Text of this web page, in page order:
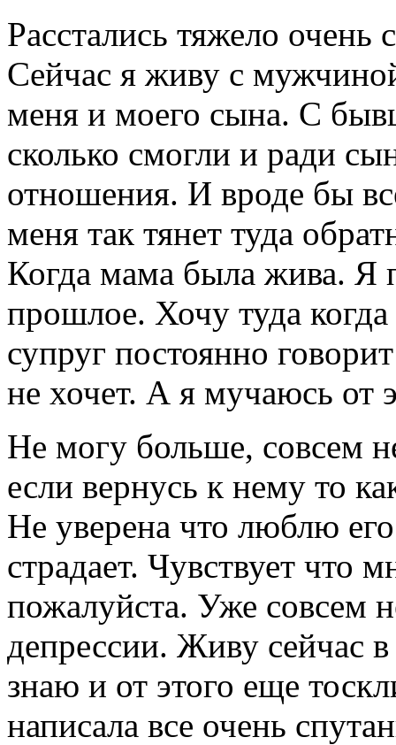
Расстались тяжело
Сейчас я живу с
меня и моего сына. С
сколько смогли и ради
отношения. И вроде бы
меня так тянет туда
Когда мама была жива. Я
прошлое. Хочу туда
супруг постоянно
не хочет. А я мучаюсь от
Не могу больше, совсем
если вернусь к нему то
Не уверена что люблю
страдает. Чувствует что
пожалуйста. Уже совсем
депрессии. Живу сейчас
знаю и от этого еще
написала все очень